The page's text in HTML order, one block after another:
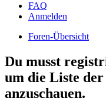
FAQ
Anmelden
Foren-Übersicht
Du musst
um die Liste
anzuschauen.